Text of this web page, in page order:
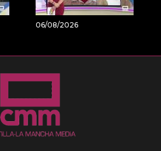
06/08/2026